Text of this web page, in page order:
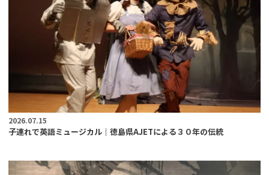
2026.07.15
子連れで英語ミュージカル｜徳島県AJETによる３０年の伝統